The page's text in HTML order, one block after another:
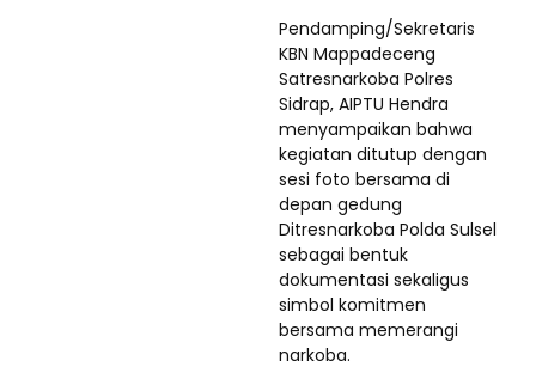
Pendamping/Sekretaris
KBN Mappadeceng
Satresnarkoba Polres
Sidrap, AIPTU Hendra
menyampaikan bahwa
kegiatan ditutup dengan
sesi foto bersama di
depan gedung
Ditresnarkoba Polda Sulsel
sebagai bentuk
dokumentasi sekaligus
simbol komitmen
bersama memerangi
narkoba.